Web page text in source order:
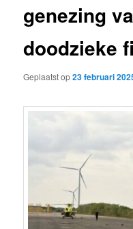
genezing
doodzieke
Geplaatst op23 februari